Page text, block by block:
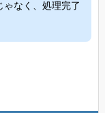
ゃなく、処理完了